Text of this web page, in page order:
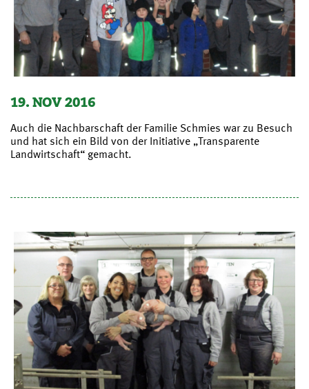
19. NOV 2016
Auch die Nachbarschaft der Familie Schmies war zu Besuch
und hat sich ein Bild von der Initiative „Transparente
Landwirtschaft“ gemacht.